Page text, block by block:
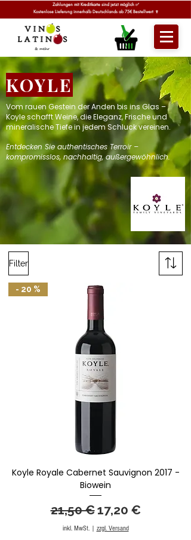
Zahlungen mit Kreditkarte sind jetzt möglich ✅
Kostenlose Lieferung innerhalb Deutschlands ab 75€ Bestellwert 🍷
KOYLE
Vom rauen Gestein der Anden bis ins Glas –
Koyle schafft Weine, die Eleganz, Frische und
mineralische Tiefe in jedem Schluck vereinen.
Entdecken Sie authentisches Terroir –
kompromisslos, nachhaltig, außergewöhnlich.
Filter
- 20 %
Koyle Royale Cabernet Sauvignon 2017 -
Biowein
Standardpreis
21,50 €Sale-Preis
17,20 €
inkl. MwSt.| zzgl. Versand